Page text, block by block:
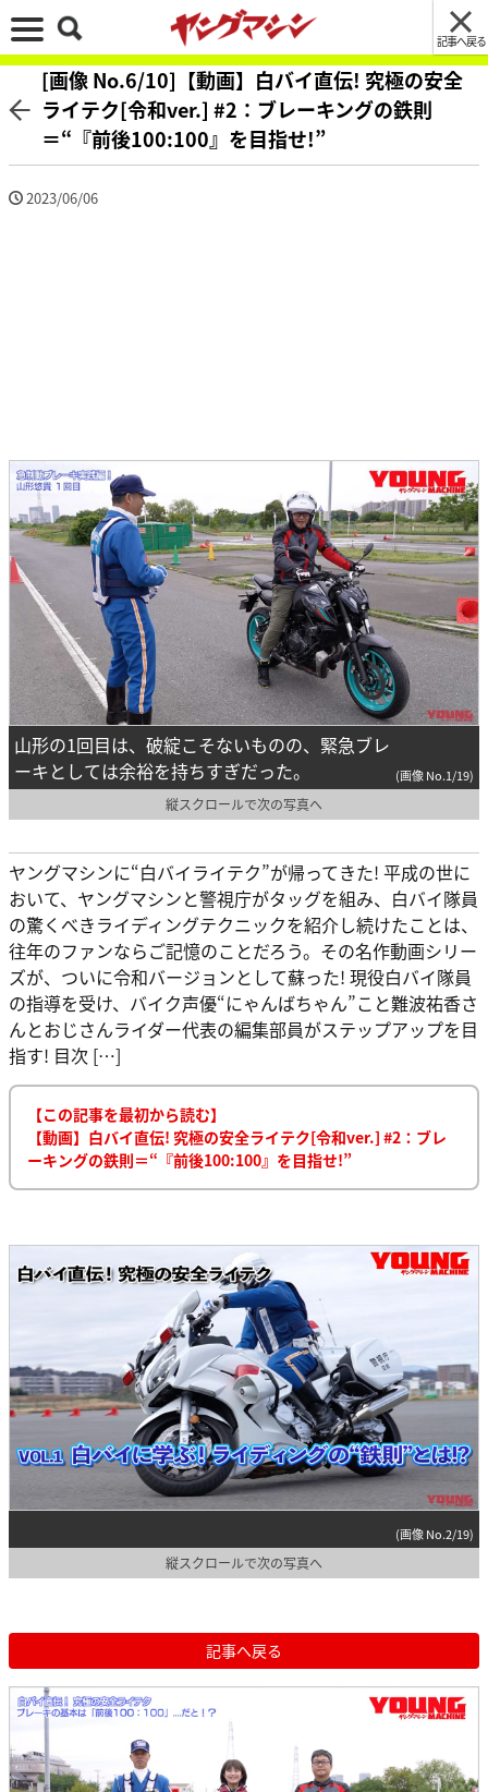
記事へ戻る
[画像 No.6/10]【動画】白バイ直伝! 究極の安全
ライテク[令和ver.] #2：ブレーキングの鉄則
＝“『前後100:100』を目指せ!”
2023/06/06
山形の1回目は、破綻こそないものの、緊急ブレ
ーキとしては余裕を持ちすぎだった。
(画像 No.1/19)
縦スクロールで次の写真へ
ヤングマシンに“白バイライテク”が帰ってきた! 平成の世に
おいて、ヤングマシンと警視庁がタッグを組み、白バイ隊員
の驚くべきライディングテクニックを紹介し続けたことは、
往年のファンならご記憶のことだろう。その名作動画シリー
ズが、ついに令和バージョンとして蘇った! 現役白バイ隊員
の指導を受け、バイク声優“にゃんばちゃん”こと難波祐香さ
んとおじさんライダー代表の編集部員がステップアップを目
指す! 目次 […]
【この記事を最初から読む】
【動画】白バイ直伝! 究極の安全ライテク[令和ver.] #2：ブレ
ーキングの鉄則＝“『前後100:100』を目指せ!”
(画像 No.2/19)
縦スクロールで次の写真へ
記事へ戻る